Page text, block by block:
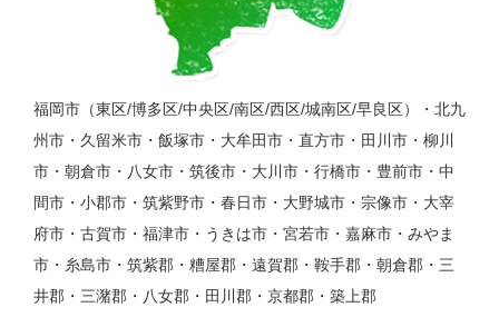
福岡市（東区/博多区/中央区/南区/西区/城南区/早良区）・北九
州市・久留米市・飯塚市・大牟田市・直方市・田川市・柳川
市・朝倉市・八女市・筑後市・大川市・行橋市・豊前市・中
間市・小郡市・筑紫野市・春日市・大野城市・宗像市・大宰
府市・古賀市・福津市・うきは市・宮若市・嘉麻市・みやま
市・糸島市・筑紫郡・糟屋郡・遠賀郡・鞍手郡・朝倉郡・三
井郡・三潴郡・八女郡・田川郡・京都郡・築上郡